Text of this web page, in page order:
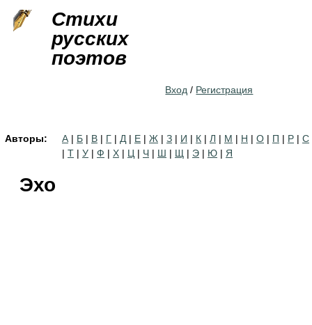
Стихи
русских
поэтов
Вход / Регистрация
Авторы: А | Б | В | Г | Д | Е | Ж | З | И | К | Л | М | Н | О | П | Р | С
| Т | У | Ф | Х | Ц | Ч | Ш | Щ | Э | Ю | Я
Эхо